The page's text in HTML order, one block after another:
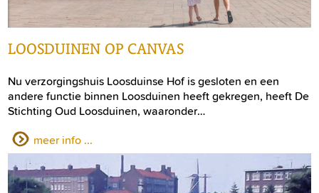
LOOSDUINEN OP CANVAS
Nu verzorgingshuis Loosduinse Hof is gesloten en een
andere functie binnen Loosduinen heeft gekregen, heeft De
Stichting Oud Loosduinen, waaronder…
meer info ...